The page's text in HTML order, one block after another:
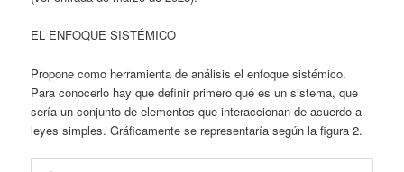
EL ENFOQUE SISTÉMICO
Propone como herramienta de análisis el enfoque sistémico.
Para conocerlo hay que definir primero qué es un sistema, que
sería un conjunto de elementos que interaccionan de acuerdo a
leyes simples. Gráficamente se representaría según la figura 2.